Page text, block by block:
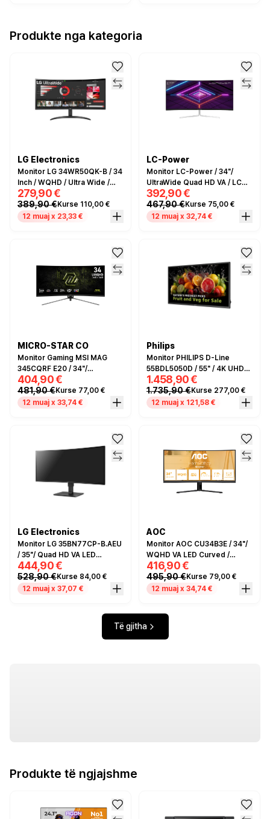
Produkte nga kategoria
LG Electronics
Monitor LG 34WR50QK-B / 34
Inch / WQHD / Ultra Wide /
100Hz / 5ms / I zi
279,90 €
389,90 €Kurse 110,00 €
12 muaj x 23,33 €
LC-Power
Monitor LC-Power / 34"/
UltraWide Quad HD VA / LCD /
Curved / 100Hz / 6ms /
HDMI+DP - Bardhë
392,90 €
467,90 €Kurse 75,00 €
12 muaj x 32,74 €
MICRO-STAR CO
Monitor Gaming MSI MAG
345CQRF E20 / 34"/
UltraWide Dual Quad HD
Rapid VA / Curved / 200Hz /
0.5ms / HDMI+DP - Zezë
404,90 €
481,90 €Kurse 77,00 €
12 muaj x 33,74 €
Philips
Monitor PHILIPS D-Line
55BDL5050D / 55" / 4K UHD
VA / LCD / 8ms /
HDMI+USB+DP - Zezë
1.458,90 €
1.735,90 €Kurse 277,00 €
12 muaj x 121,58 €
LG Electronics
Monitor LG 35BN77CP-B.AEU
/ 35"/ Quad HD VA LED
Curved / 100Hz / 5ms / USB-
C+HDMI+DP - Zezë
444,90 €
528,90 €Kurse 84,00 €
12 muaj x 37,07 €
AOC
Monitor AOC CU34B3E / 34"/
WQHD VA LED Curved /
120Hz / 1ms / HDMI+DP -
Zezë
416,90 €
495,90 €Kurse 79,00 €
12 muaj x 34,74 €
Të gjitha
Produkte të ngjajshme